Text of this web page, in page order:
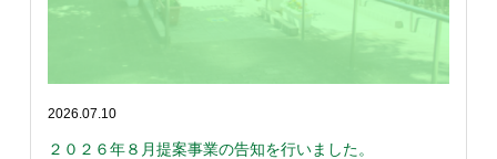
2026.07.10
２０２６年８月提案事業の告知を行いました。